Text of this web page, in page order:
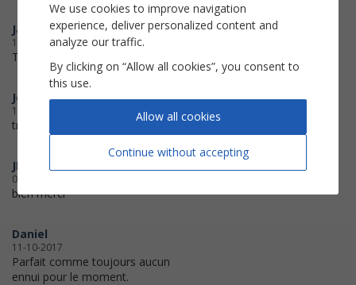
Jack
11-12-2017
Très bien. Merci
Jennifire
11-12-2017
très bien!
JL
09-12-2017
bien merci
Daniel
11-10-2017
Parfait comme toujours aucun
ennui pour le moment.
We use cookies to improve navigation
experience, deliver personalized content and
analyze our traffic.
By clicking on “Allow all cookies”, you consent to
this use.
Continue without accepting
Allow all cookies